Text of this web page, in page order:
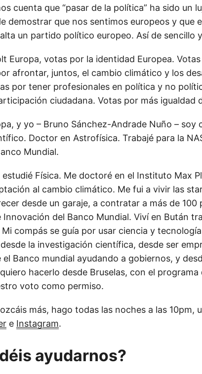
cuenta que “pasar de la política” ha sido un
demostrar que nos sentimos europeos y que
un partido político europeo. Así de sencillo
Europa, votas por la identidad Europea.
afrontar, juntos, el cambio climático y los
por tener profesionales en política y no
ciudadana. Votas por más igualdad
y yo – Bruno Sánchez-Andrade Nuño – soy
Doctor en Astrofísica. Trabajé para la
Mundial.
Física. Me doctoré en el Instituto Max
al cambio climático. Me fui a vivir las
desde un garaje, a contratar a más de 100
del Banco Mundial. Viví en Bután
compás se guía por usar ciencia y
la investigación científica, desde ser
el Banco mundial ayudando a gobiernos, y
hacerlo desde Bruselas, con el programa
voto como permiso.
más, hago todas las noches a las 10pm,
e Instagram.
ayudarnos?